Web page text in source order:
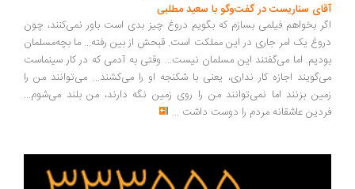
سناریست در گفت‌وگو با سعید مطلبی
بخواهم فیلمی بسازم که بگویم دروغ چیز بدی است باور نمی‌کنند، چون
یک امر جاری در این مملکت است. قبحش از بین رفته... ما بچه‌مسلمان
اما می‌گفتند این مسلمان نیست... وقتی به آدمی که در کار سینماست
اجازه کار نداری، یعنی با شکنجه او را می‌کشند... می‌توانند من را
بزنند اما نمی‌توانند من را روی زمین نگه دارند، من بلند می‌شوم...
عاشقانه مردم را دوست داشت ...